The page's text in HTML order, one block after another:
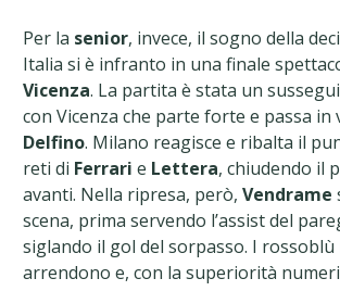
Per la senior, invece, il sogno della
Italia si è infranto in una finale
Vicenza. La partita è stata un
con Vicenza che parte forte e passa in
Delfino. Milano reagisce e ribalta il
reti di Ferrari e Lettera, chiudendo il
avanti. Nella ripresa, però, Vendrame
scena, prima servendo l’assist del
siglando il gol del sorpasso. I rossoblù
arrendono e, con la superiorità